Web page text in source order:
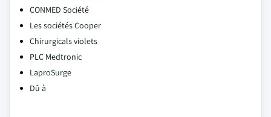
CONMED Société
Les sociétés Cooper
Chirurgicals violets
PLC Medtronic
LaproSurge
Dû à